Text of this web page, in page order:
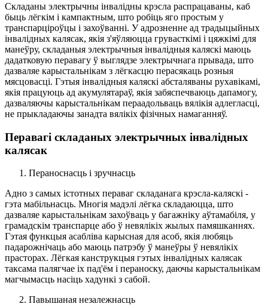
Складаны электрычны інвалідны крэсла распрацаваны, каб
быць лёгкім і кампактным, што робіць яго простым у
транспарціроўцы і захоўванні. У адрозненне ад традыцыйных
інвалідных калясак, якія з'яўляюцца грувасткімі і цяжкімі для
манеўру, складаныя электрычныя інвалідныя каляскі маюць
дадатковую перавагу ў выглядзе электрычнага прывада, што
дазваляе карыстальнікам з лёгкасцю перасякаць розныя
мясцовасці. Гэтыя інвалідныя каляскі абсталяваны рухавікамі,
якія працуюць ад акумулятараў, якія забяспечваюць дапамогу,
дазваляючы карыстальнікам пераадольваць вялікія адлегласці,
не прыкладаючы занадта вялікіх фізічных намаганняў.
Перавагі складаных электрычных інвалідных
калясак
Пераноснасць і зручнасць
Адно з самых істотных пераваг складанага крэсла-каляскі -
гэта мабільнасць. Многія мадэлі лёгка складаюцца, што
дазваляе карыстальнікам захоўваць у багажніку аўтамабіля, у
грамадскім транспарце або ў невялікіх жылых памяшканнях.
Гэтая функцыя асабліва карысная для асоб, якія любяць
падарожнічаць або маюць патрэбу ў манеўры ў невялікіх
прасторах. Лёгкая канструкцыя гэтых інвалідных калясак
таксама палягчае іх пад'ём і пераноску, даючы карыстальнікам
магчымасць насіць хадункі з сабой.
Павышаная незалежнасць